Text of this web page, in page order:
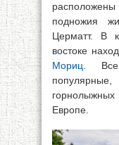
подножия
Церматт. В
востоке
Мориц .
Европе.